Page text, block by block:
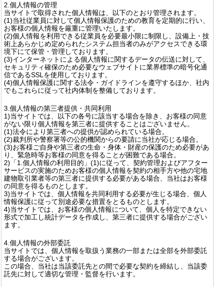
2.個人情報の管理
当サイトで取得された個人情報は、以下のとおり管理されます。
(1)当社従業員に対して個人情報保護のための教育を定期的に行い、
お客様の個人情報を厳重に管理いたします。
(2)個人情報を利用できる従業員を必要最小限に制限し、設備上・技
術上あらかじめ定められたシステム担当者のみがアクセスできる環
境下にて保管・管理しております。
(3)インターネットによる個人情報に関するデータの伝送に対して、
セキュリティ確保のため必要なウェブサイトに業界標準の暗号化通
信であるSSLを使用しております。
(4)個人情報保護に関する法令・ガイドラインを遵守するほか、社内
でもこれらに従って社内体制を整備しております。
3.個人情報の第三者提供・共同利用
1)当サイトでは、以下の各号に該当する場合を除き、お客様の同意
がない限り個人情報を第三者に提供することはございません。
(1)法令により第三者への提供が認められている場合。
(2)裁判所や警察署等の公的機関からの要請に当社が応じる場合。
(3)お客様ご自身や第三者の生命・身体・財産の保護のため必要があ
り、緊急時等お客様の同意を得ることが困難である場合。
2)「1.個人情報の利用目的」(1)に従って、契約管理およびアフター
サービスの実施のためお客様の個人情報を契約の相手方や他の宅地
建物取引業者等の第三者に提供する必要がある場合、当社はお客様
の同意を得るものとします。
3)当サイトでは、個人情報を共同利用する必要が生じる場合、個人
情報保護に従って別途必要な措置をとるものとします。
4)当サイトでは、お客様の個人情報について、個人を特定できない
形式で加工し統計データを作成し、第三者に提供する場合がござい
ます。
4.個人情報の外部委託
当サイトでは、個人情報を取扱う業務の一部または全部を外部委託
する場合がございます。
この場合、当社は当該委託先との間で必要な契約を締結し、当該委
託先に対して適切な管理・監督を行います。